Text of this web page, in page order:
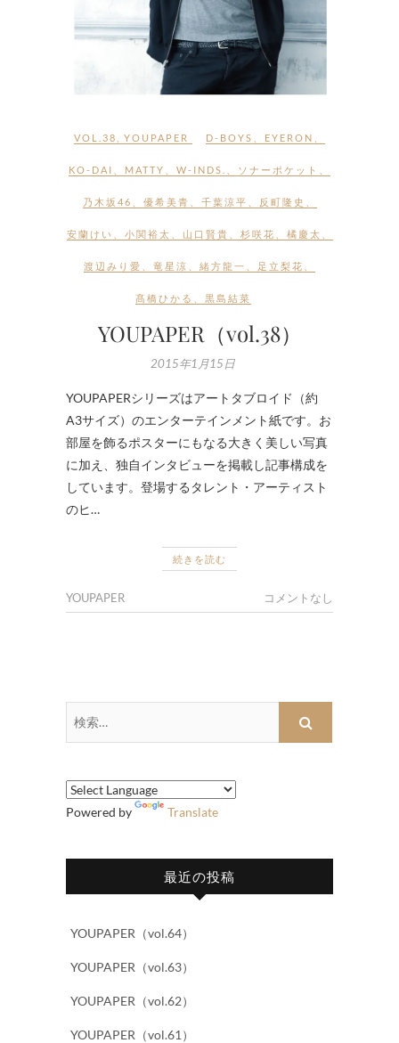
VOL.38 YOUPAPER D-BOYS EYERON
KO-DAI MATTY W-INDS. ソナーポケット
乃木坂46 優希美青 千葉涼平 反町隆史
安蘭けい 小関裕太 山口賢貴 杉咲花 橘慶太
渡辺みり愛 竜星涼 緒方龍一 足立梨花
髙橋ひかる 黒島結菜
YOUPAPER（vol.38）
2015年1月15日
YOUPAPERシリーズはアートタブロイド（約
A3サイズ）のエンターテインメント紙です。お
部屋を飾るポスターにもなる大きく美しい写真
に加え、独自インタビューを掲載し記事構成を
しています。登場するタレント・アーティスト
のヒ…
続きを読む
YOUPAPER コメントなし
Powered by Translate
最近の投稿
YOUPAPER（vol.64）
YOUPAPER（vol.63）
YOUPAPER（vol.62）
YOUPAPER（vol.61）